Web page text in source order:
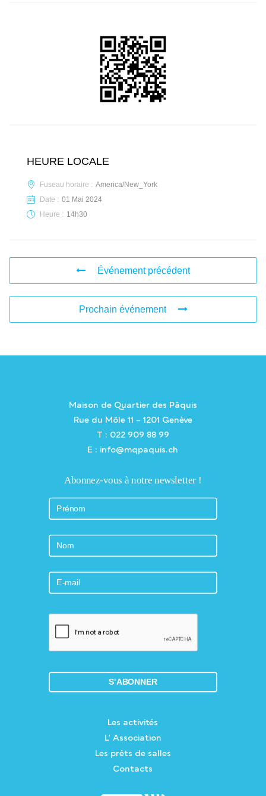
HEURE LOCALE
Fuseau horaire : America/New_York
Date : 01 Mai 2024
Heure : 14h30
Événement précédent
Prochain événement
Maison de Quartier des Pâquis
Rue du Môle 11 – 1201 Genève
T : 022 909 88 99
E : info@mqpaquis.ch
Abonnez-vous à notre newsletter !
Les activités
L’ Association
Les prêts de salles
Contacts